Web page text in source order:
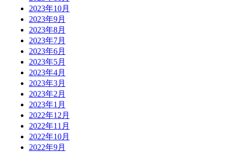
2023年10月
2023年9月
2023年8月
2023年7月
2023年6月
2023年5月
2023年4月
2023年3月
2023年2月
2023年1月
2022年12月
2022年11月
2022年10月
2022年9月